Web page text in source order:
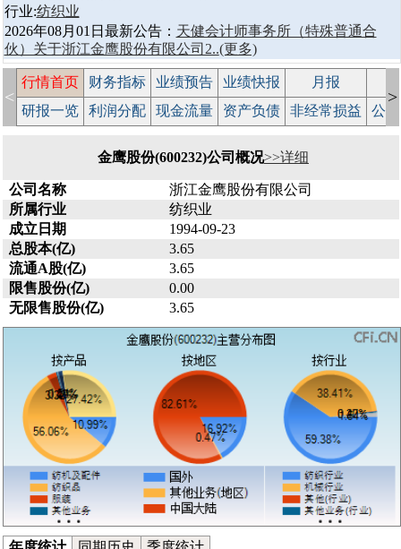
行业:纺织业
2026年08月01日最新公告： 天健会计师事务所（特殊普通合
伙）关于浙江金鹰股份有限公司2..(更多)
<
行情首页 财务指标 业绩预告 业绩快报 月报
研报一览
利润分配 现金流量 资产负债 非经常损益 公
>
金鹰股份(600232)公司概况>>详细
公司名称
浙江金鹰股份有限公司
所属行业
纺织业
成立日期
1994-09-23
总股本(亿)
3.65
流通A股(亿)
3.65
限售股份(亿)
0.00
无限售股份(亿)
3.65